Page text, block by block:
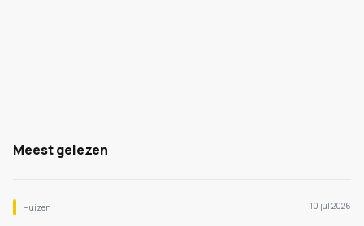
Meest gelezen
Huizen 10 jul 2026